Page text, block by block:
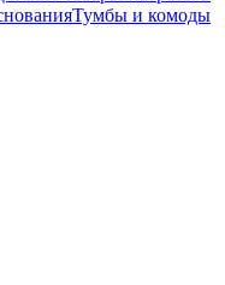
Тумбы и комоды